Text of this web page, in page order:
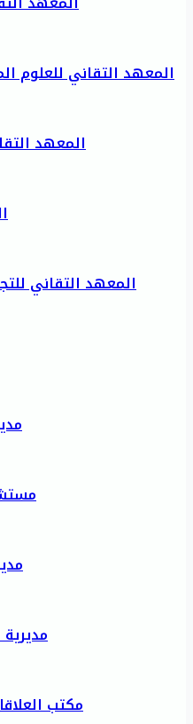
المعهد التقاني للعلوم
المعهد
المعهد التقاني
مكتب